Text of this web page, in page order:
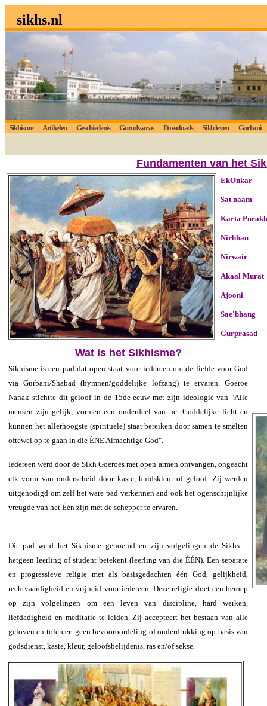
sikhs.nl
Sikhisme Artikelen Geschiedenis Gurudwaras Downloads Sikh leven Gurbani
Fundamenten van het
EkOnkar
Sat naam
Karta Purakh
Nirbhau
Nirwair
Akaal Murat
Ajooni
Sae'bhang
Gurprasad
Wat is het Sikhisme?
Sikhisme is een pad dat open staat voor iedereen om de liefde voor God
via Gurbani/Shabad (hymnen/goddelijke lofzang) te ervaren. Goeroe
Nanak stichtte dit geloof in de 15de eeuw met zijn ideologie van "Alle
mensen zijn gelijk, vormen een onderdeel van het Goddelijke licht en
kunnen het allerhoogste (spirituele) staat bereiken door samen te smelten
oftewel op te gaan in die ÉNE Almachtige God".
Iedereen werd door de Sikh Goeroes met open armen ontvangen, ongeacht
elk vorm van onderscheid door kaste, huidskleur of geloof. Zij werden
uitgenodigd om zelf het ware pad verkennen and ook het ogenschijnlijke
vreugde van het Één zijn met de schepper te ervaren.
Dit pad werd het Sikhisme genoemd en zijn volgelingen de Sikhs –
hetgeen leerling of student betekent (leerling van die ÉÉN). Een separate
en progressieve religie met als basisgedachten één God, gelijkheid,
rechtvaardigheid en vrijheid voor iedereen. Deze religie doet een beroep
op zijn volgelingen om een leven van discipline, hard werken,
liefdadigheid en meditatie te leiden. Zij accepteert het bestaan van alle
geloven en tolereert geen bevooroordeling of onderdrukking op basis van
godsdienst, kaste, kleur, geloofsbelijdenis, ras en/of sekse.